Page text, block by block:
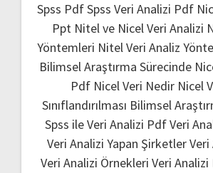
Spss PdfSpss Veri Analizi Pdf
Ppt Nitel ve Nicel Veri Analizi
Yöntemleri Nitel Veri Analiz
Bilimsel Araştırma Sürecinde
Pdf Nicel Veri Nedir Nicel
Sınıflandırılması Bilimsel
Spss ile Veri Analizi PdfVeri
Veri Analizi Yapan ŞirketlerVeri
Veri Analizi Örnekleri Veri Analizi